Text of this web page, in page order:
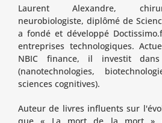
Laurent Alexandre,
neurobiologiste, diplômé de
a fondé et développé
entreprises technologiques.
NBIC finance, il investit
(nanotechnologies,
sciences cognitives).
Auteur de livres influents sur